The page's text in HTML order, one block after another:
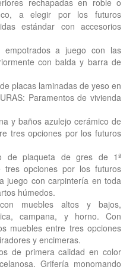
rechapadas en roble o
a elegir por los futuros
estándar con accesorios
empotrados a juego con las
con balda y barra de
placas laminadas de yeso en
Paramentos de vivienda
y baños azulejo cerámico de
tres opciones por los futuros
de plaqueta de gres de 1ª
opciones por los futuros
juego con carpintería en toda
húmedos.
muebles altos y bajos,
campana, y horno. Con
muebles entre tres opciones
y encimeras.
de primera calidad en color
Grifería monomando